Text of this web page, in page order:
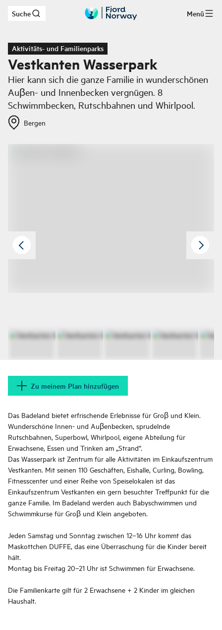
Zum Hauptinhalt
Suche Menü
Aktivitäts- und Familienparks
Vestkanten Wasserpark
Hier kann sich die ganze Familie in wunderschönen
Auβen- und Innenbecken vergnügen. 8
Schwimmbecken, Rutschbahnen und Whirlpool.
Bergen
Zu meinem Plan hinzufügen
Das Badeland bietet erfrischende Erlebnisse für Groβ und Klein.
Wunderschöne Innen- und Auβenbecken, sprudelnde
Rutschbahnen, Superbowl, Whirlpool, eigene Abteilung für
Erwachsene, Essen und Trinken am „Strand”.
Das Wasserpark ist Zentrum für alle Aktivitäten im Einkaufszentrum
Vestkanten. Mit seinen 110 Geschäften, Eishalle, Curling, Bowling,
Fitnesscenter und einer Reihe von Speiselokalen ist das
Einkaufszentrum Vestkanten ein gern besuchter Treffpunkt für die
ganze Familie. Im Badeland werden auch Babyschwimmen und
Schwimmkurse für Groβ und Klein angeboten.
Jeden Samstag und Sonntag zwischen 12–16 Uhr kommt das
Maskottchen DUFFE, das eine Überraschung für die Kinder bereit
hält.
Montag bis Freitag 20–21 Uhr ist Schwimmen für Erwachsene.
Die Familienkarte gilt für 2 Erwachsene + 2 Kinder im gleichen
Haushalt.